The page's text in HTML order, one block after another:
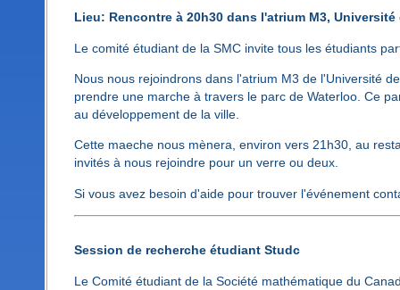
Lieu: Rencontre à 20h30 dans l'atrium M3, Université
Le comité étudiant de la SMC invite tous les étudiants
Nous nous rejoindrons dans l'atrium M3 de l'Université
prendre une marche à travers le parc de Waterloo. Ce
au développement de la ville.
Cette maeche nous mènera, environ vers 21h30, au
invités à nous rejoindre pour un verre ou deux.
Si vous avez besoin d'aide pour trouver l'événement
Session de recherche étudiant Studc
Le Comité étudiant de la Société mathématique du